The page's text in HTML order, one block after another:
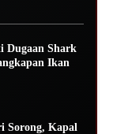
Dugaan Shark
Ikan
Sorong, Kapal